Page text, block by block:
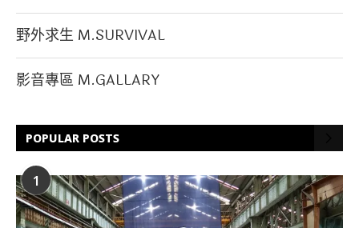
野外求生 M.SURVIVAL
影音專區 M.GALLARY
POPULAR POSTS
1